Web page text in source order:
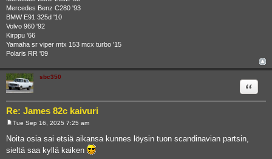
Mercedes Benz C280 '93
BMW E91 325d '10
Volvo 960 '92
Kirppu '66
Yamaha sr viper mtx 153 mcx turbo '15
Polaris RR '09
sbc350
Re: James 82c kaivuri
Quote
s
t
Tue Sep 16, 2025 7:25 am
Noita osia sai etsiä aikansa kunnes löysin tuon scandinavian partsin,
sieltä saa kyllä kaiken